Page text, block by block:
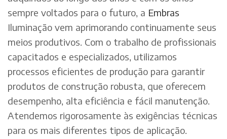
sempre voltados para o futuro, a Embras
Iluminação vem aprimorando continuamente seus
meios produtivos. Com o trabalho de profissionais
capacitados e especializados, utilizamos
processos eficientes de produção para garantir
produtos de construção robusta, que oferecem
desempenho, alta eficiência e fácil manutenção.
Atendemos rigorosamente às exigências técnicas
para os mais diferentes tipos de aplicação.